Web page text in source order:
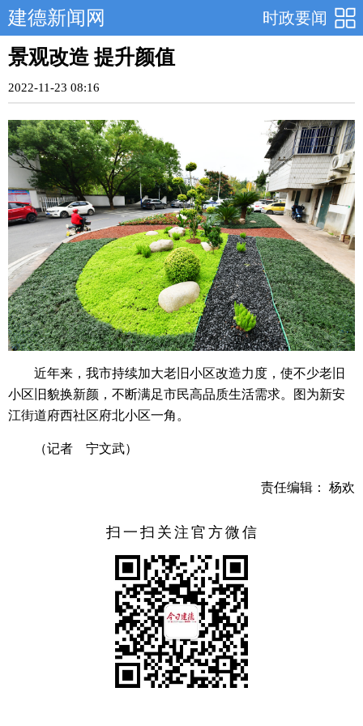
时政要闻
建德新闻网
景观改造 提升颜值
2022-11-23 08:16
近年来，我市持续加大老旧小区改造力度，使不少老旧
小区旧貌换新颜，不断满足市民高品质生活需求。图为新安
江街道府西社区府北小区一角。
（记者 宁文武）
责任编辑： 杨欢
扫一扫关注官方微信